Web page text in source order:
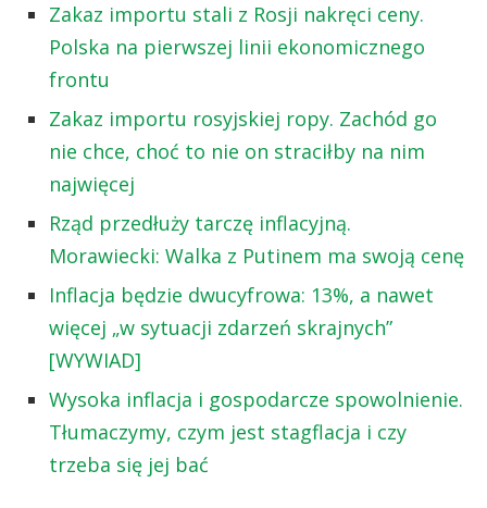
Zakaz importu stali z Rosji nakręci ceny.
Polska na pierwszej linii ekonomicznego
frontu
Zakaz importu rosyjskiej ropy. Zachód go
nie chce, choć to nie on straciłby na nim
najwięcej
Rząd przedłuży tarczę inflacyjną.
Morawiecki: Walka z Putinem ma swoją cenę
Inflacja będzie dwucyfrowa: 13%, a nawet
więcej „w sytuacji zdarzeń skrajnych”
[WYWIAD]
Wysoka inflacja i gospodarcze spowolnienie.
Tłumaczymy, czym jest stagflacja i czy
trzeba się jej bać